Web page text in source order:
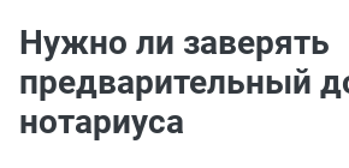
Нужно ли заверять
предварительный
нотариуса